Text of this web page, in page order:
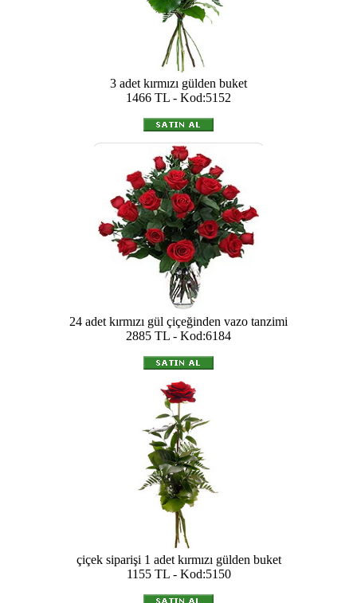
3 adet kırmızı gülden buket
1466 TL - Kod:5152
24 adet kırmızı gül çiçeğinden vazo tanzimi
2885 TL - Kod:6184
çiçek siparişi 1 adet kırmızı gülden buket
1155 TL - Kod:5150